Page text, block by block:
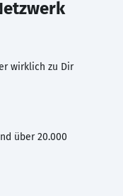
wirklich zu Dir
über 20.000